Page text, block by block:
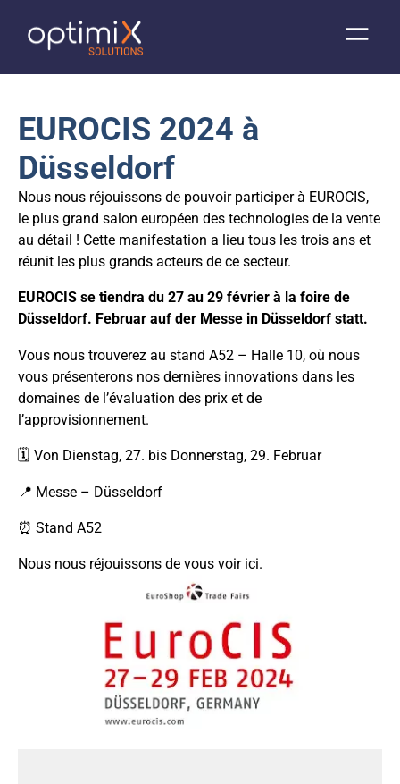
EUROCIS 2024 à
Düsseldorf
Nous nous réjouissons de pouvoir participer à EUROCIS,
le plus grand salon européen des technologies de la vente
au détail ! Cette manifestation a lieu tous les trois ans et
réunit les plus grands acteurs de ce secteur.
EUROCIS se tiendra du 27 au 29 février à la foire de
Düsseldorf. Februar auf der Messe in Düsseldorf statt.
Vous nous trouverez au stand A52 – Halle 10, où nous
vous présenterons nos dernières innovations dans les
domaines de l’évaluation des prix et de
l’approvisionnement.
🗓 Von Dienstag, 27. bis Donnerstag, 29. Februar
📍 Messe – Düsseldorf
⏰ Stand A52
Nous nous réjouissons de vous voir ici.